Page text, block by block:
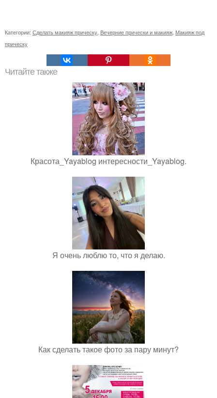
Категории: Сделать макияж прическу Вечерние прически и макияж Макияж под
прическу
Читайте также
Красота_Yayablog интересности_Yayablog.
Я очень люблю то, что я делаю.
Как сделать такое фото за пару минут?